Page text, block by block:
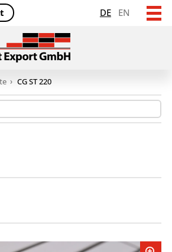
DE EN
› CG ST 220